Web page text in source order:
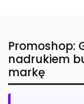
Promoshop:
nadrukiem
markę